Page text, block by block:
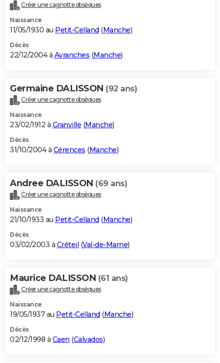
Créer une cagnotte obsèques
Naissance
11/05/1930 au Petit-Celland (Manche)
Décès
22/12/2004 à Avranches (Manche)
Germaine DALISSON (92 ans)
Créer une cagnotte obsèques
Naissance
23/02/1912 à Granville (Manche)
Décès
31/10/2004 à Cérences (Manche)
Andree DALISSON (69 ans)
Créer une cagnotte obsèques
Naissance
21/10/1933 au Petit-Celland (Manche)
Décès
03/02/2003 à Créteil (Val-de-Marne)
Maurice DALISSON (61 ans)
Créer une cagnotte obsèques
Naissance
19/05/1937 au Petit-Celland (Manche)
Décès
02/12/1998 à Caen (Calvados)